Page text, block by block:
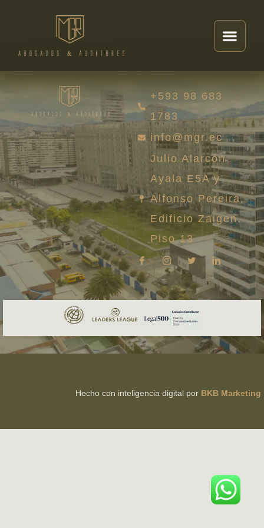
Autor: Sebastian
+593 98 683
1783
info@mgr.ec
Julio Alarcón
Ayala E5A y
Alfonso Pereira,
Edificio Zaigen.
Piso 13
Hecho con inteligencia digital por BKB Marketing